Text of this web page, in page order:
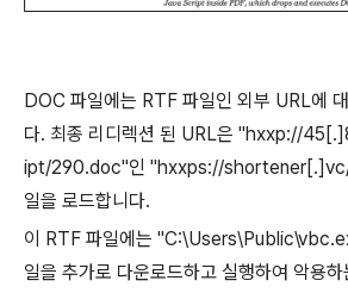
DOC 파일에는 RTF 파일인 외부 URL에
다. 최종 리디렉션 된 URL은 "hxxp://
ipt/290.doc"인 "hxxps://
일을 로드합니다.
이 RTF 파일에는
일을 추가로 다운로드하고 실행하여 악용하